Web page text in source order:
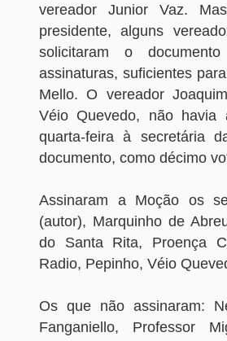
vereador Junior Vaz.
presidente, alguns
solicitaram o
assinaturas, suficientes
Mello. O vereador
Véio Quevedo, não havia
quarta-feira à secretária
documento, como décimo
Assinaram a Moção os
(autor), Marquinho de
do Santa Rita, Proença
Radio, Pepinho, Véio
Os que não assinaram:
Fanganiello, Professor